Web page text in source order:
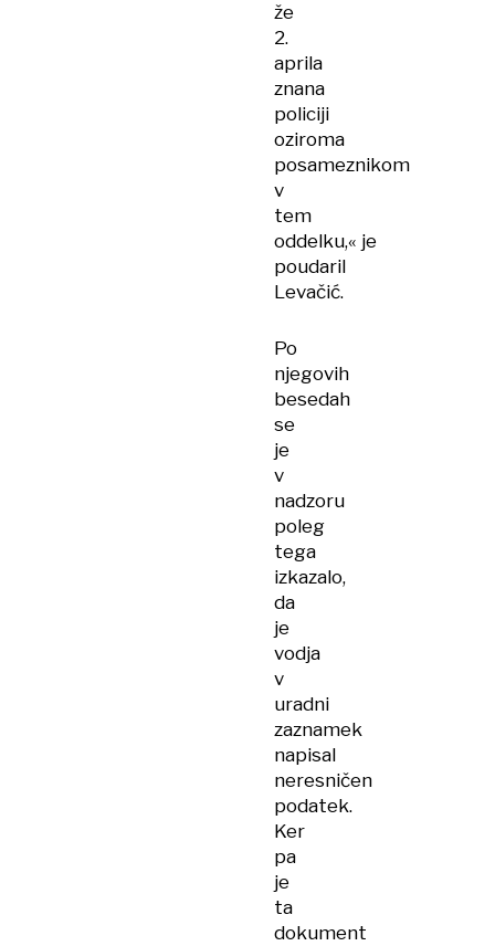
že
2.
aprila
znana
policiji
oziroma
posameznikom
v
tem
oddelku,« je
poudaril
Levačić.
Po
njegovih
besedah
se
je
v
nadzoru
poleg
tega
izkazalo,
da
je
vodja
v
uradni
zaznamek
napisal
neresničen
podatek.
Ker
pa
je
ta
dokument